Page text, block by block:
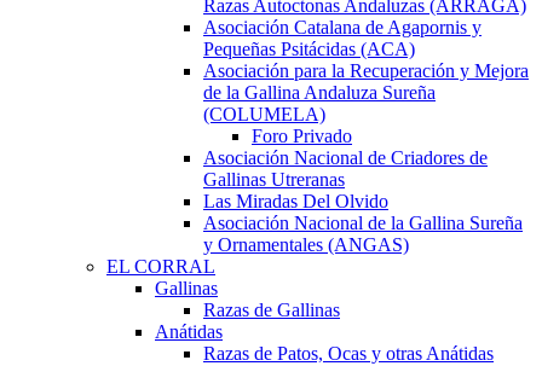
Razas Autoctonas Andaluzas (ARRAGA)
Asociación Catalana de Agapornis y
Pequeñas Psitácidas (ACA)
Asociación para la Recuperación y Mejora
de la Gallina Andaluza Sureña
(COLUMELA)
Foro Privado
Asociación Nacional de Criadores de
Gallinas Utreranas
Las Miradas Del Olvido
Asociación Nacional de la Gallina Sureña
y Ornamentales (ANGAS)
EL CORRAL
Gallinas
Razas de Gallinas
Anátidas
Razas de Patos, Ocas y otras Anátidas